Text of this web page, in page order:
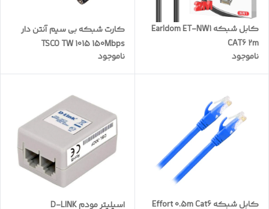
کابل شبکه Earldom ET-NW1
CAT6 2m
ناموجود
کارت شبکه بی سیم آنتن دار
TSCO TW 1015 150Mbps
ناموجود
کابل شبکه Effort 0.5m Cat6 اسپلیتر مودم D-LINK